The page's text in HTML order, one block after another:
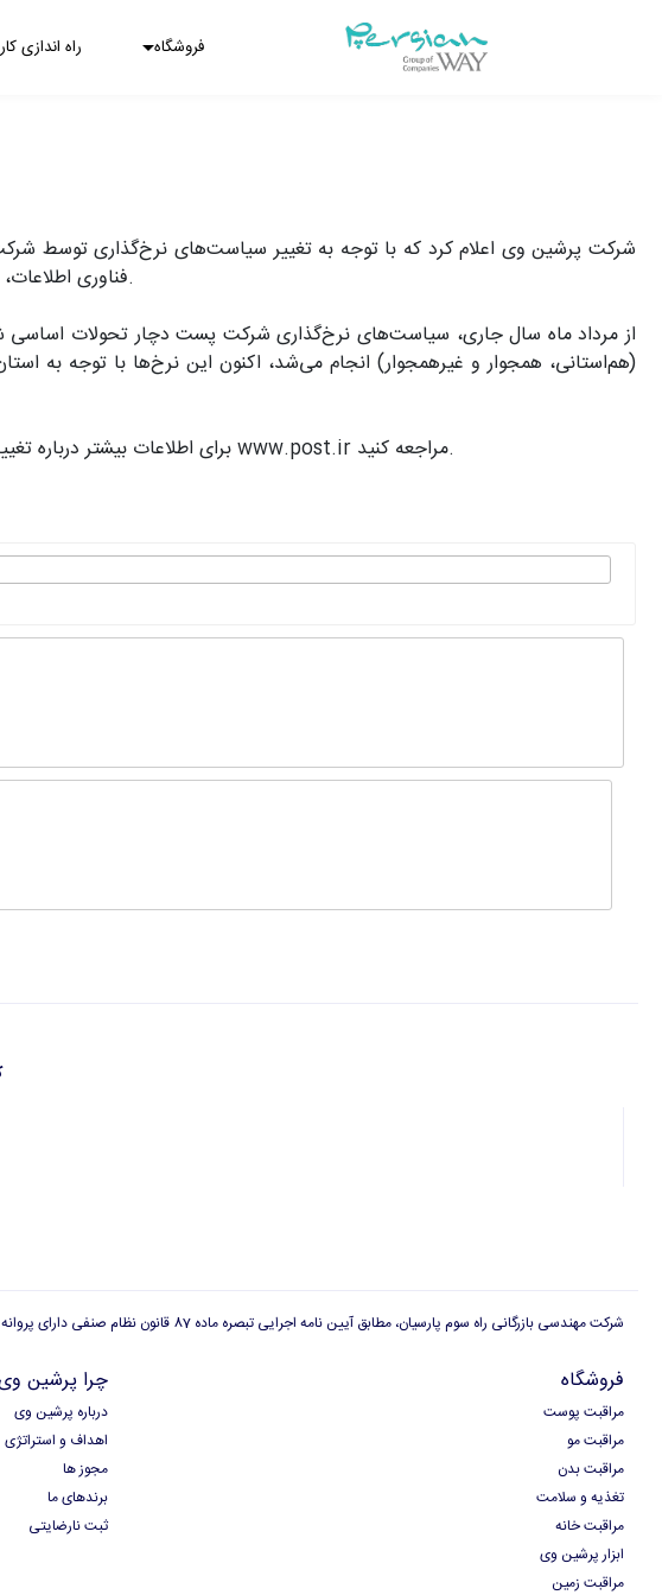
فروشگاه راه اندازی
شرکت پرشین وی اعلام کرد که با توجه به تغییر سیاست‌های نرخ‌گذاری توسط
فناوری اطلاعات، تعرفه‌های جدیدی را مطابق با نرخ‌نامه‌های اعلام‌شده از سوی پست اعمال خواهد کرد.
از مرداد ماه سال جاری، سیاست‌های نرخ‌گذاری شرکت پست دچار تحولات
(هم‌استانی، همجوار و غیرهمجوار) انجام می‌شد، اکنون این نرخ‌ها با توجه به
برای اطلاعات بیشتر درباره تغییرات نرخ‌گذاری، می‌توانید به سایت شرکت ملی پست جمهوری اسلامی ایران به آدرس www.post.ir مراجعه کنید.
شرکت مهندسی بازرگانی راه سوم پارسیان، مطابق آیین نامه اجرایی تبصره ماده 87 قانون نظام صنفی دارای پروانه کسب بازاریابی شبکه ای است و هیچگونه وابستگی به ارگان ها و سازمان های دولتی و غیر دولتی دیگر، برای شرکت مهندسی بازرگانی راه سوم پارسیان وجود ندارد
فروشگاه
مراقبت پوست
مراقبت مو
مراقبت بدن
تغذیه و سلامت
مراقبت خانه
ابزار پرشین وی
مراقبت زمین
چرا پرشین
درباره پرشین وی
اهداف و استراتژی
مجوز ها
برندهای ما
ثبت نارضایتی